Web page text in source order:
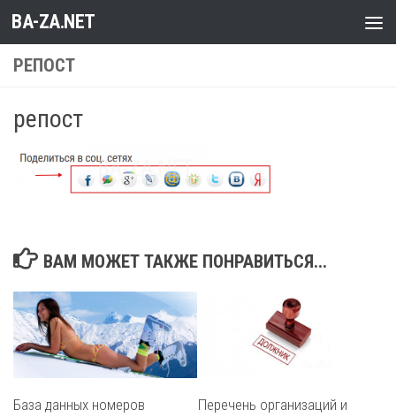
Перейти к содержимому
BA-ZA.NET
РЕПОСТ
репост
ВАМ МОЖЕТ ТАКЖЕ ПОНРАВИТЬСЯ...
База данных номеров
Перечень организаций и